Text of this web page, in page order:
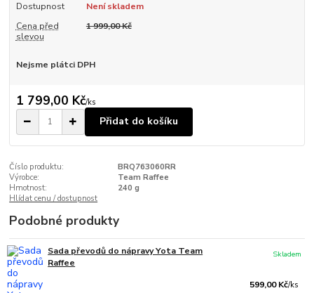
Dostupnost
Není skladem
Cena před
slevou
1 999,00 Kč
Nejsme plátci DPH
1 799,00 Kč/ks
Přidat do košíku
Číslo produktu:
BRQ763060RR
Výrobce:
Team Raffee
Hmotnost:
240 g
Hlídat cenu / dostupnost
Podobné produkty
Sada převodů do nápravy Yota Team
Raffee
599,00 Kč/ks
Skladem